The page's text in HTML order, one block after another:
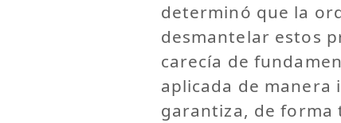
determinó que la
desmantelar estos
carecía de
aplicada de manera
garantiza, de forma